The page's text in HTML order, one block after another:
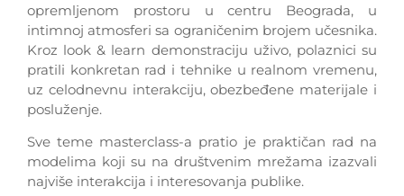
opremljenom prostoru u centru Beograda, u
intimnoj atmosferi sa ograničenim brojem učesnika.
Kroz look & learn demonstraciju uživo, polaznici su
pratili konkretan rad i tehnike u realnom vremenu,
uz celodnevnu interakciju, obezbeđene materijale i
posluženje.
Sve teme masterclass-a pratio je praktičan rad na
modelima koji su na društvenim mrežama izazvali
najviše interakcija i interesovanja publike.